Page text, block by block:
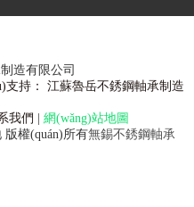
造有限公司
支持： 江蘇魯岳不銹鋼軸承制造
我們 | 網(wǎng)站地圖
版權(quán)所有無錫不銹鋼軸承